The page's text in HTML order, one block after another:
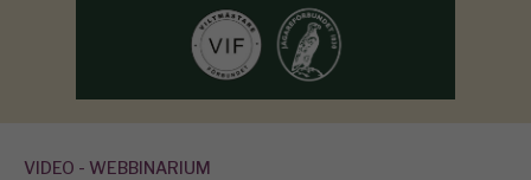
VIDEO - WEBBINARIUM